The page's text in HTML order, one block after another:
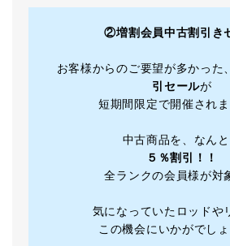
②増割会員中古割引き
お客様からのご要望が多かった
引セールが
短期間限定で開催されま
中古商品を、なん
５％割引！！
全ランクの会員様が対
気になっていたロッドや
この機会にいかがでしょ